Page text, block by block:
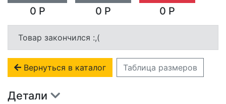
0 Р 0 Р 0 Р
Товар закончился :,(
Вернуться в каталог Таблица размеров
Детали